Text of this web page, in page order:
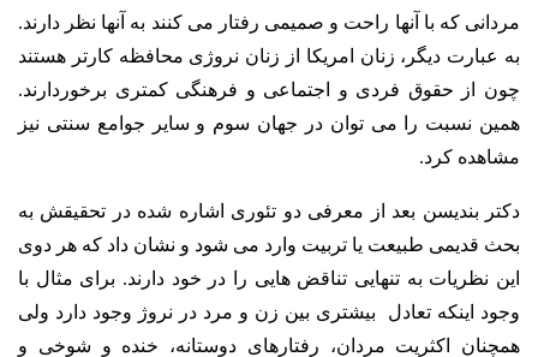
مردانی که با آنها راحت و صمیمی رفتار می کنند به آنها نظر دارند.
به عبارت دیگر، زنان امریکا از زنان نروژی محافظه کارتر هستند
چون از حقوق فردی و اجتماعی و فرهنگی کمتری برخوردارند.
همین نسبت را می توان در جهان سوم و سایر جوامع سنتی نیز
مشاهده کرد.
دکتر بندیسن بعد از معرفی دو تئوری اشاره شده در تحقیقش به
بحث قدیمی طبیعت یا تربیت وارد می شود و نشان داد که هر دوی
این نظریات به تنهایی تناقض هایی را در خود دارند. برای مثال با
وجود اینکه تعادل بیشتری بین زن و مرد در نروژ وجود دارد ولی
همچنان اکثریت مردان، رفتارهای دوستانه، خنده و شوخی و